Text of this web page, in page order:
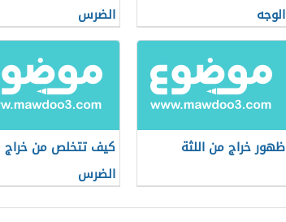
الوجه
الضرس
ظهور خراج من اللثة
كيف تتخلص من خراج
الضرس